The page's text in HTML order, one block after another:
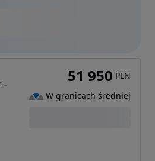
1373 cm3 • 140 KM • ALLGrip/Alcantara/Navi+Kamera/Xenon+LED/Szyberdach/Asystenty/Bogaty! 51 950 PLN
W granicach średniej